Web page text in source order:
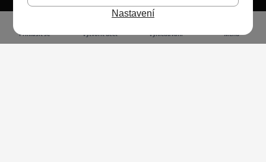
Světlý režim Předvolba systému
Přihlásit se Vytvořit účet Vyhledávání Menu
Nastavení